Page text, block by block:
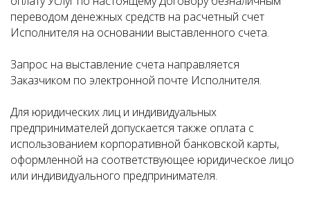
переводом денежных средств на расчетный счет
Исполнителя на основании выставленного счета.
Запрос на выставление счета направляется
Заказчиком по электронной почте Исполнителя.
Для юридических лиц и индивидуальных
предпринимателей допускается также оплата с
использованием корпоративной банковской карты,
оформленной на соответствующее юридическое лицо
или индивидуального предпринимателя.